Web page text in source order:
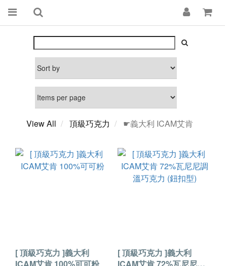
View All 頂級巧克力 ☛義大利 ICAM艾肯
[ 頂級巧克力 ]義大利
[ 頂級巧克力 ]義大利